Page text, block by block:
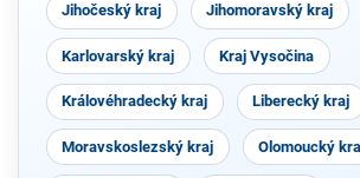
Jihočeský kraj Jihomoravský kraj
Karlovarský kraj Kraj Vysočina
Královéhradecký kraj Liberecký kraj
Moravskoslezský kraj Olomoucký